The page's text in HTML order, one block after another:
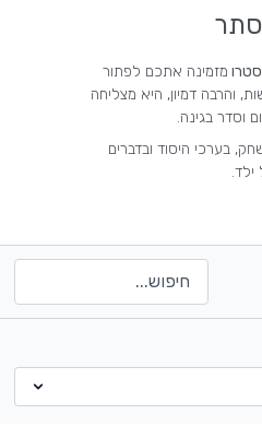
מזמינה אתכם לפתור
והרבה דמיון, היא מצליחה
וסדר בגינה.
בערכי היסוד ובדברים
ילד.